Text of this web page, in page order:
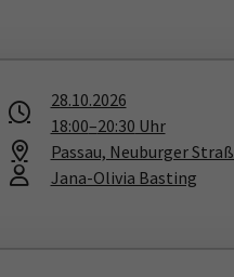
28.10.2026
18:00–20:30 Uhr
Passau, Neuburger
Jana-Olivia Basting